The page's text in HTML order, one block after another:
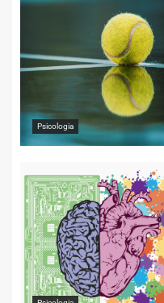
Psicologia